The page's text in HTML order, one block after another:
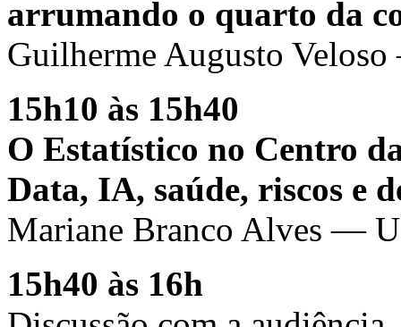
arrumando o quarto da
Guilherme Augusto
15h10 às 15h40
O Estatístico no Centro
Data, IA, saúde, riscos e
Mariane Branco Alves —
15h40 às 16h